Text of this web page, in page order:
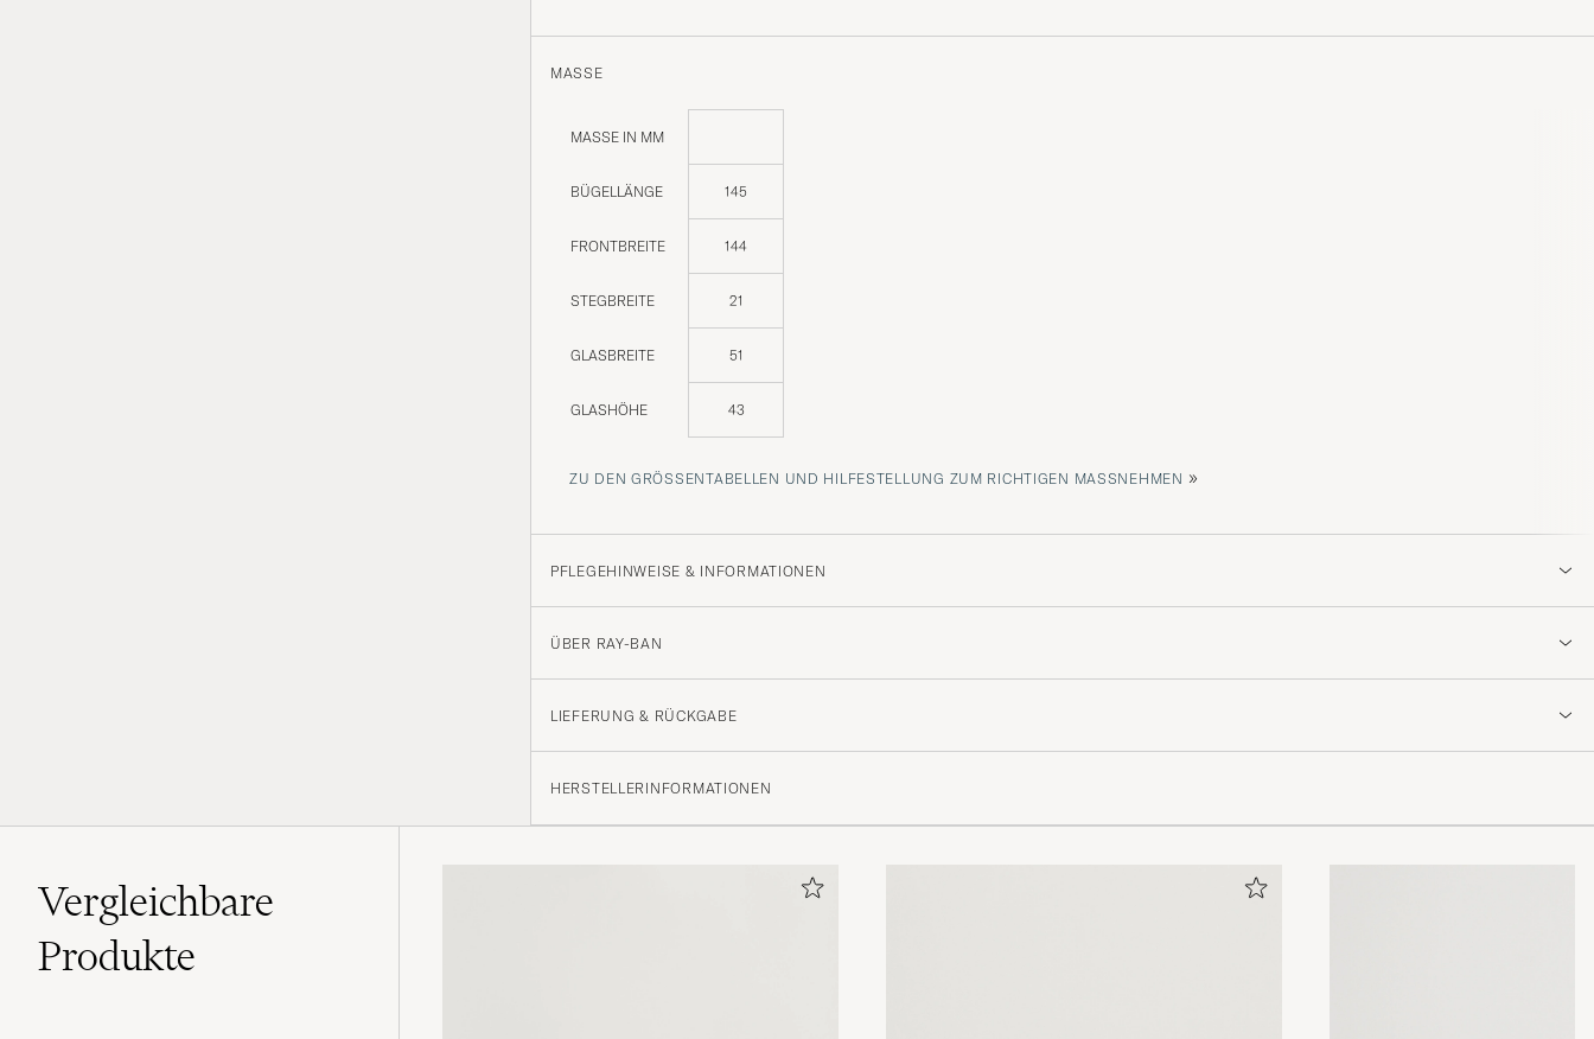
MASSE
MASSE IN MM
BÜGELLÄNGE 145
FRONTBREITE 144
STEGBREITE 21
GLASBREITE 51
GLASHÖHE 43
ZU DEN GRÖSSENTABELLEN UND HILFESTELLUNG ZUM RICHTIGEN MASSNEHMEN »
PFLEGEHINWEISE & INFORMATIONEN
ÜBER RAY-BAN
LIEFERUNG & RÜCKGABE
HERSTELLERINFORMATIONEN
Vergleichbare
Produkte